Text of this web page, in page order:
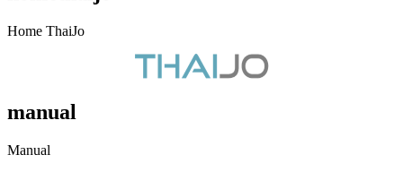
Home ThaiJo
manual
Manual